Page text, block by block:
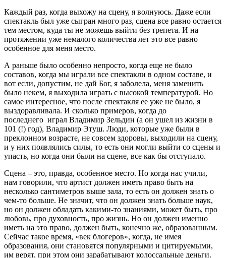
Каждый раз, когда выхожу на сцену, я волнуюсь. Даже если
спектакль был уже сыгран много раз, сцена все равно остается
тем местом, куда ты не можешь выйти без трепета. И на
протяжении уже немалого количества лет это все равно
особенное для меня место.
А раньше было особенно непросто, когда еще не было
составов, когда мы играли все спектакли в одном составе, и
вот если, допустим, не дай Бог, я заболела, меня заменить
было некем, я выходила играть с высокой температурой. Но
самое интересное, что после спектакля ее уже не было, я
выздоравливала. И сколько примеров, когда до
последнего играл Владимир Зельдин (а он ушел из жизни в
101 (!) год), Владимир Этуш. Люди, которые уже были в
преклонном возрасте, не совсем здоровы, выходили на сцену,
и у них появлялись силы, то есть они могли выйти со сцены и
упасть, но когда они были на сцене, все как бы отступало.
Сцена – это, правда, особенное место. Но когда нас учили,
нам говорили, что артист должен иметь право быть на
несколько сантиметров выше зала, то есть он должен знать о
чем-то больше. Не значит, что он должен знать больше наук,
но он должен обладать какими-то знаниями, может быть, про
любовь, про духовность, про жизнь. Но он должен именно
иметь на это право, должен быть, конечно же, образованным.
Сейчас такое время, «век блогеров», когда, не имея
образования, они становятся популярными и цитируемыми,
им верят, при этом они зарабатывают колоссальные деньги.